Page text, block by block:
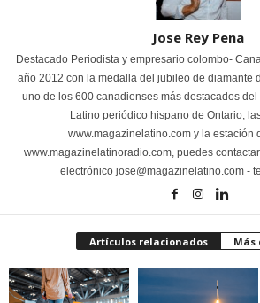
Jose Rey Pena
Destacado Periodista y empresario colombo-
año 2012 con la medalla del jubileo de diamante
uno de los 600 canadienses más destacados
Latino periódico hispano de Ontario,
www.magazinelatino.com y la estación
www.magazinelatinoradio.com, puedes
electrónico jose@magazinelatino.com -
Artículos relacionados Más